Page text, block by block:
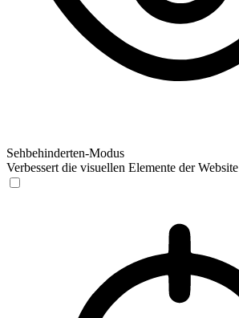
Sehbehinderten-Modus
Verbessert die visuellen Elemente der Website